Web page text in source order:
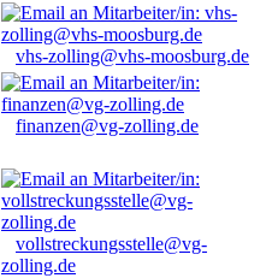
vhs-zolling@vhs-moosburg.de
finanzen@vg-zolling.de
vollstreckungsstelle@vg-
zolling.de